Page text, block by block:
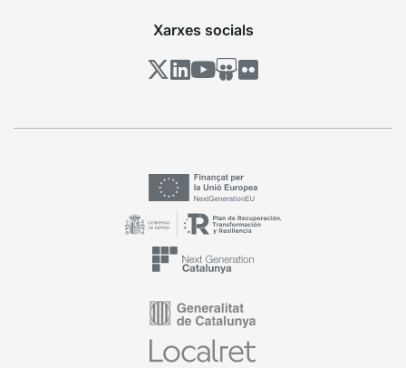
Xarxes socials